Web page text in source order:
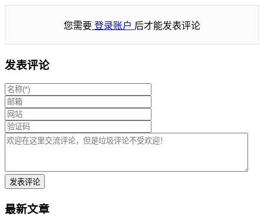
您需要 登录账户 后才能发表评论
发表评论
最新文章